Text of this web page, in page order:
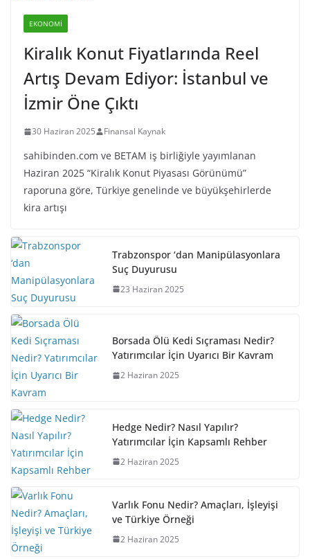
EKONOMI
Kiralık Konut Fiyatlarında Reel
Artış Devam Ediyor: İstanbul ve
İzmir Öne Çıktı
30 Haziran 2025 Finansal Kaynak
sahibinden.com ve BETAM iş birliğiyle yayımlanan
Haziran 2025 “Kiralık Konut Piyasası Görünümü”
raporuna göre, Türkiye genelinde ve büyükşehirlerde
kira artışı
Trabzonspor ‘dan Manipülasyonlara
Suç Duyurusu
23 Haziran 2025
Borsada Ölü Kedi Sıçraması Nedir?
Yatırımcılar İçin Uyarıcı Bir Kavram
2 Haziran 2025
Hedge Nedir? Nasıl Yapılır?
Yatırımcılar İçin Kapsamlı Rehber
2 Haziran 2025
Varlık Fonu Nedir? Amaçları, İşleyişi
ve Türkiye Örneği
2 Haziran 2025